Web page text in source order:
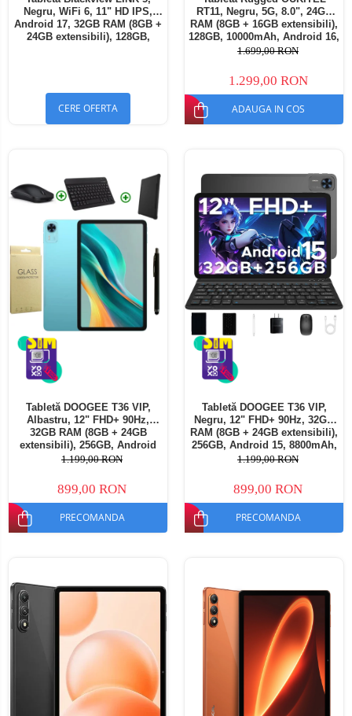
Negru, WiFi 6, 11" HD IPS,
Android 17, 32GB RAM (8GB +
24GB extensibili), 128GB,
CERE OFERTA
RT11, Negru, 5G, 8.0", 24GB
RAM (8GB + 16GB extensibili),
128GB, 10000mAh, Android 16,
Cameră 16MP AI, Dock
1.699,00 RON
1.299,00 RON
ADAUGA IN COS
Tabletă DOOGEE T36 VIP,
Albastru, 12" FHD+ 90Hz,
32GB RAM (8GB + 24GB
extensibili), 256GB, Android
15, 8800mAh, Dual SIM
1.199,00 RON
899,00 RON
PRECOMANDA
Tabletă DOOGEE T36 VIP,
Negru, 12" FHD+ 90Hz, 32GB
RAM (8GB + 24GB extensibili),
256GB, Android 15, 8800mAh,
Dual SIM
1.199,00 RON
899,00 RON
PRECOMANDA